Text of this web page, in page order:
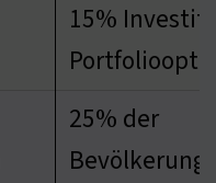
15%
25% der
Bevölkerung